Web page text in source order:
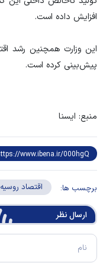
افزایش داده است.
پیش‌بینی کرده است.
منبع: ایسنا
برچسب ها: اقتصاد روسیه
ارسال‌ نظر